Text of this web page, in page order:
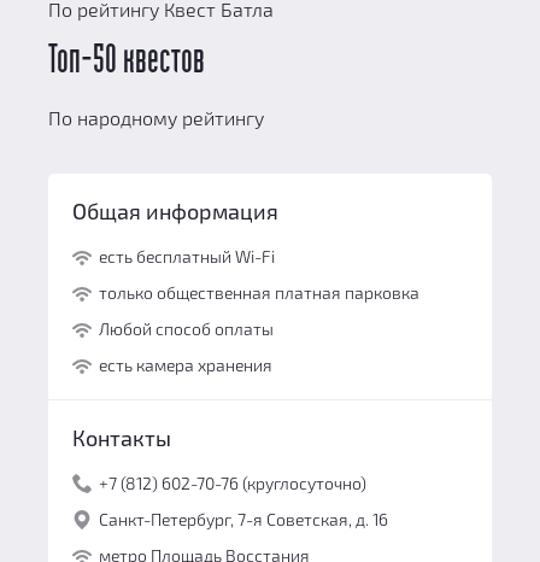
По рейтингу Квест Батла
Топ-50 квестов
По народному рейтингу
Общая информация
есть бесплатный Wi-Fi
только общественная платная парковка
Любой способ оплаты
есть камера хранения
Контакты
+7 (812) 602-70-76 (круглосуточно)
Санкт-Петербург, 7-я Советская, д. 16
метро Площадь Восстания